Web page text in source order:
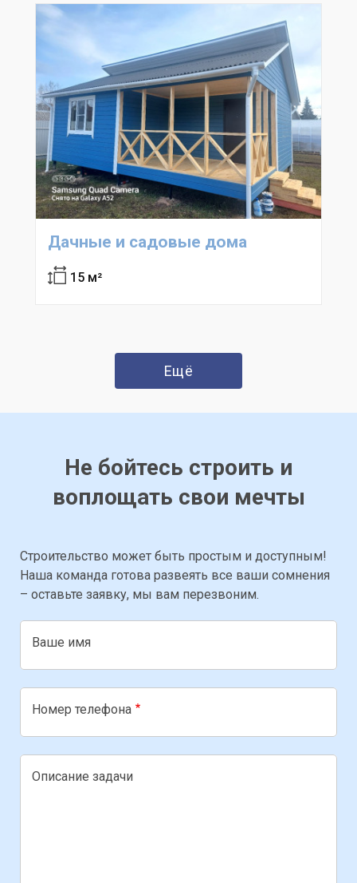
Дачные и садовые дома
15 м²
Ещё
Не бойтесь строить и
воплощать свои мечты
Строительство может быть простым и доступным!
Наша команда готова развеять все ваши сомнения
– оставьте заявку, мы вам перезвоним.
Ваше имя
Номер телефона
Описание задачи